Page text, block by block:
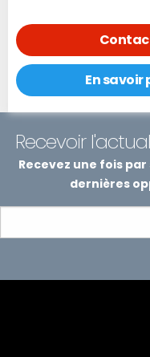
En savoir
Recevoir
Recevez une fois
dernières